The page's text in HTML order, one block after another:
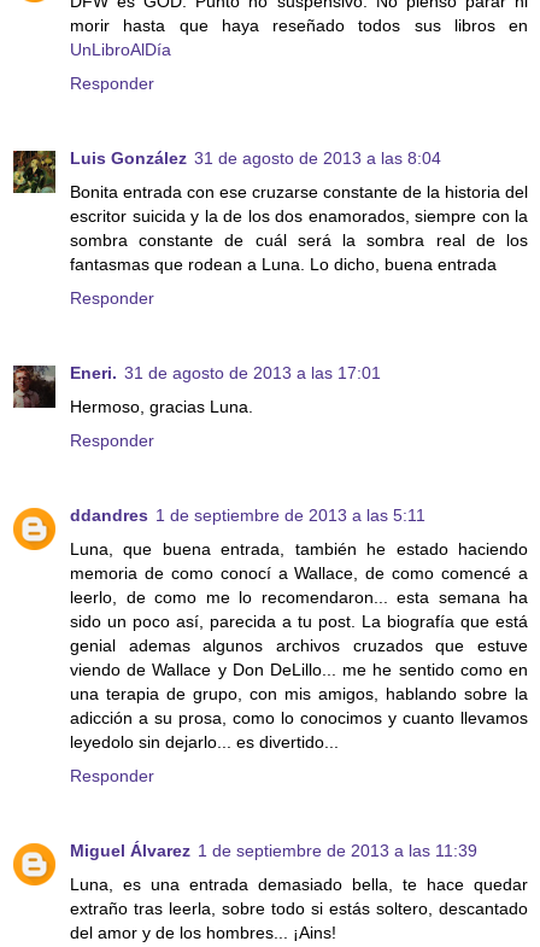
morir hasta que haya reseñado todos sus libros en
UnLibroAlDía
Responder
Luis González 31 de agosto de 2013 a las 8:04
Bonita entrada con ese cruzarse constante de la historia del
escritor suicida y la de los dos enamorados, siempre con la
sombra constante de cuál será la sombra real de los
fantasmas que rodean a Luna. Lo dicho, buena entrada
Responder
Eneri. 31 de agosto de 2013 a las 17:01
Hermoso, gracias Luna.
Responder
ddandres 1 de septiembre de 2013 a las 5:11
Luna, que buena entrada, también he estado haciendo
memoria de como conocí a Wallace, de como comencé a
leerlo, de como me lo recomendaron... esta semana ha
sido un poco así, parecida a tu post. La biografía que está
genial ademas algunos archivos cruzados que estuve
viendo de Wallace y Don DeLillo... me he sentido como en
una terapia de grupo, con mis amigos, hablando sobre la
adicción a su prosa, como lo conocimos y cuanto llevamos
leyedolo sin dejarlo... es divertido...
Responder
Miguel Álvarez 1 de septiembre de 2013 a las 11:39
Luna, es una entrada demasiado bella, te hace quedar
extraño tras leerla, sobre todo si estás soltero, descantado
del amor y de los hombres... ¡Ains!